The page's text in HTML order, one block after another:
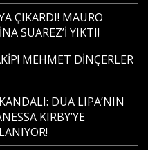
ÇIKARDI! MAURO
SUAREZ’İ YIKTI!
MEHMET DİNÇERLER
DUA LIPA’NIN
KIRBY’YE